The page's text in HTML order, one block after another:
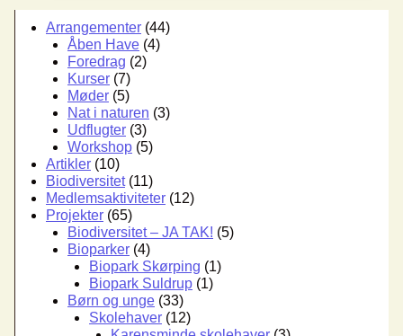
til
Kræmmermarked
2023
Arrangementer (44)
Åben Have (4)
Foredrag (2)
Kurser (7)
Møder (5)
Nat i naturen (3)
Udflugter (3)
Workshop (5)
Artikler (10)
Biodiversitet(11)
Medlemsaktiviteter (12)
Projekter (65)
Biodiversitet – JA TAK! (5)
Bioparker (4)
Biopark Skørping (1)
Biopark Suldrup (1)
Børn og unge (33)
Skolehaver (12)